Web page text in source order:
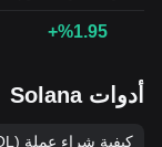
%1.95+
أدوات Solana
كيفية شراء عملة Solana (SOL)